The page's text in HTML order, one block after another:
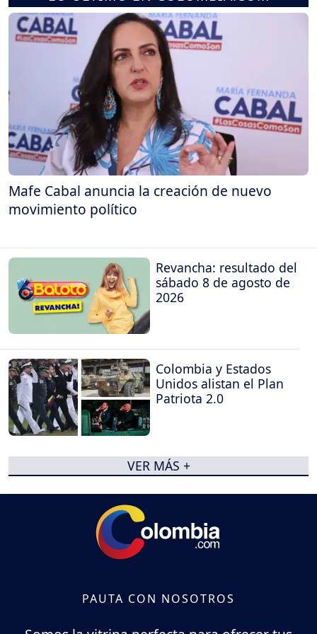
Mafe Cabal anuncia la creación de nuevo
movimiento político
Revancha: resultado del
sábado 8 de agosto de
2026
Colombia y Estados
Unidos alistan el Plan
Patriota 2.0
VER MÁS +
PAUTA CON NOSOTROS